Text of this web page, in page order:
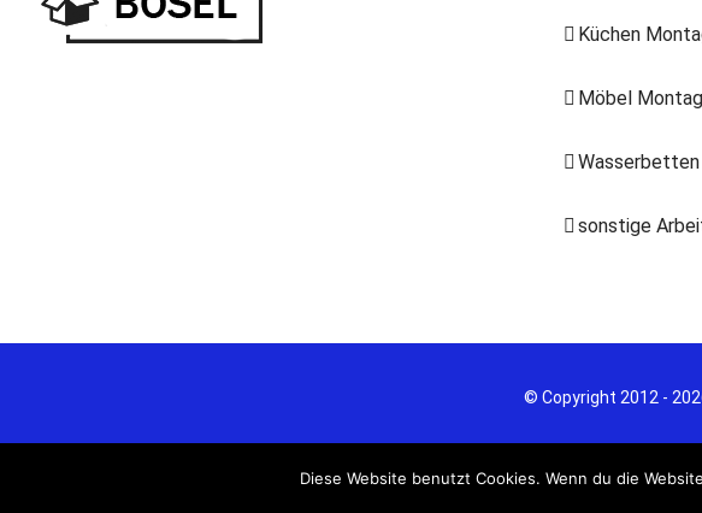
Küchen
Möbel
sonstige
© Copyright 2012 -
Diese Website benutzt Cookies. Wenn du die